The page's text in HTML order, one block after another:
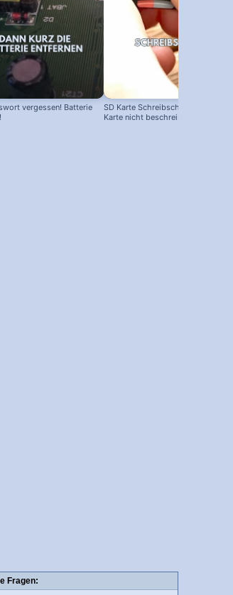
vergessen! Batterie
SD Karte Schreibschutz austricksen:
Karte nicht beschreibbar?
Fragen: